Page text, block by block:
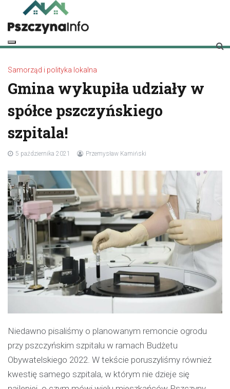
content
pszczynainfo.pl
Twoje źródło informacji o Pszczynie
Samorząd i polityka lokalna
Gmina wykupiła udziały w
spółce pszczyńskiego
szpitala!
5 października 2021 Przemysław Kamiński
Niedawno pisaliśmy o planowanym remoncie ogrodu
przy pszczyńskim szpitalu w ramach Budżetu
Obywatelskiego 2022. W tekście poruszyliśmy również
kwestię samego szpitala, w którym nie dzieje się